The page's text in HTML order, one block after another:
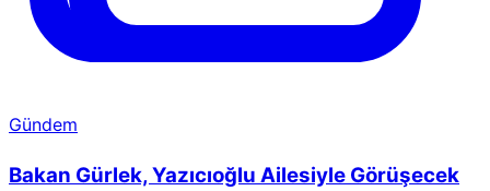
Gündem
Bakan Gürlek, Yazıcıoğlu Ailesiyle Görüşecek